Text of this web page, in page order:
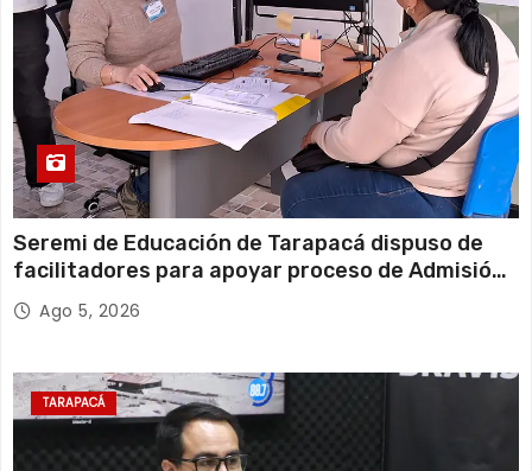
Seremi de Educación de Tarapacá dispuso de
facilitadores para apoyar proceso de Admisión
Escolar 2027
Ago 5, 2026
TARAPACÁ